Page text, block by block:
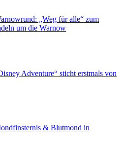
„Weg für alle“ zum
um die Warnow
Adventure“ sticht erstmals von
& Blutmond in